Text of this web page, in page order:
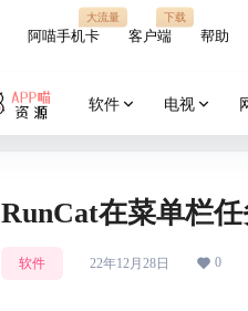
阿喵手机卡
大流量
客户端
下载
帮助
软件 电视
RunCat在菜单栏
软件 22年12月28日 0